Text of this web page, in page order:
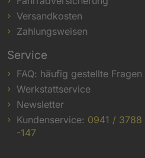
Versandkosten
Zahlungsweisen
Service
FAQ: häufig gestellte Fragen
Werkstattservice
Newsletter
Kundenservice: 0941 / 3788
-147